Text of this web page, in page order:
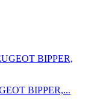
BIPPER,...